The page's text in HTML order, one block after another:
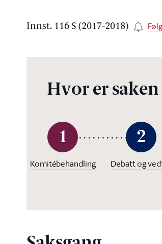
Innst. 116 S (2017-2018)
Hvor er saken
1
Komitébehandling
2
Debatt og